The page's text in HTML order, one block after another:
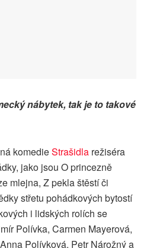
nábytek, tak je to takové
komedieStrašidla režiséra
jako jsou O princezně
mlejna, Z pekla štěstí či
střetu pohádkových bytostí
i lidských rolích se
Polívka, Carmen Mayerová,
Polívková, Petr Nárožný a